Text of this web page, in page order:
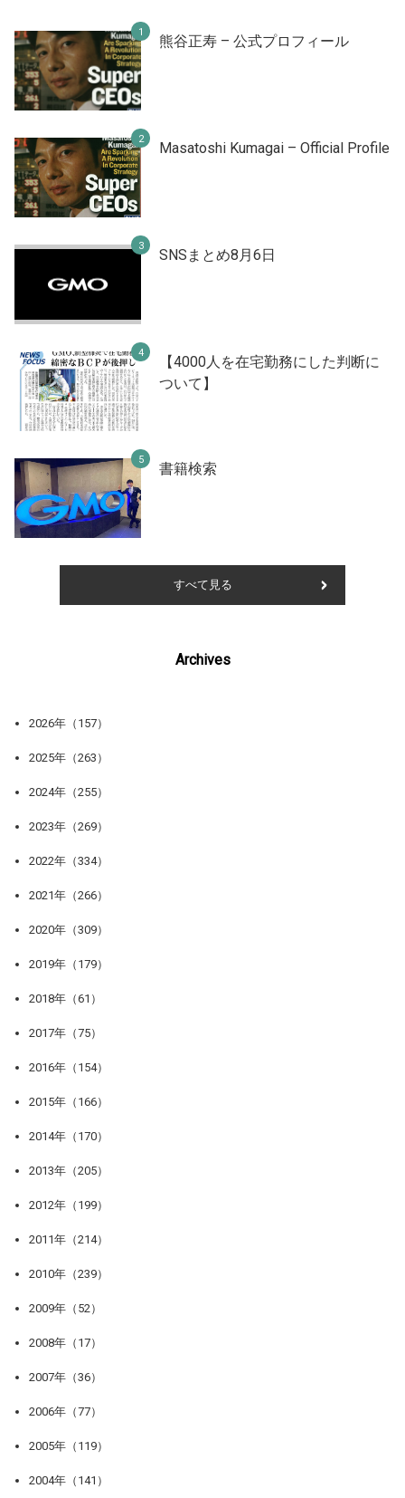
熊谷正寿 – 公式プロフィール
Masatoshi Kumagai – Official Profile
SNSまとめ8月6日
【4000人を在宅勤務にした判断に
ついて】
書籍検索
すべて見る
Archives
2026年（157）
2025年（263）
2024年（255）
2023年（269）
2022年（334）
2021年（266）
2020年（309）
2019年（179）
2018年（61）
2017年（75）
2016年（154）
2015年（166）
2014年（170）
2013年（205）
2012年（199）
2011年（214）
2010年（239）
2009年（52）
2008年（17）
2007年（36）
2006年（77）
2005年（119）
2004年（141）